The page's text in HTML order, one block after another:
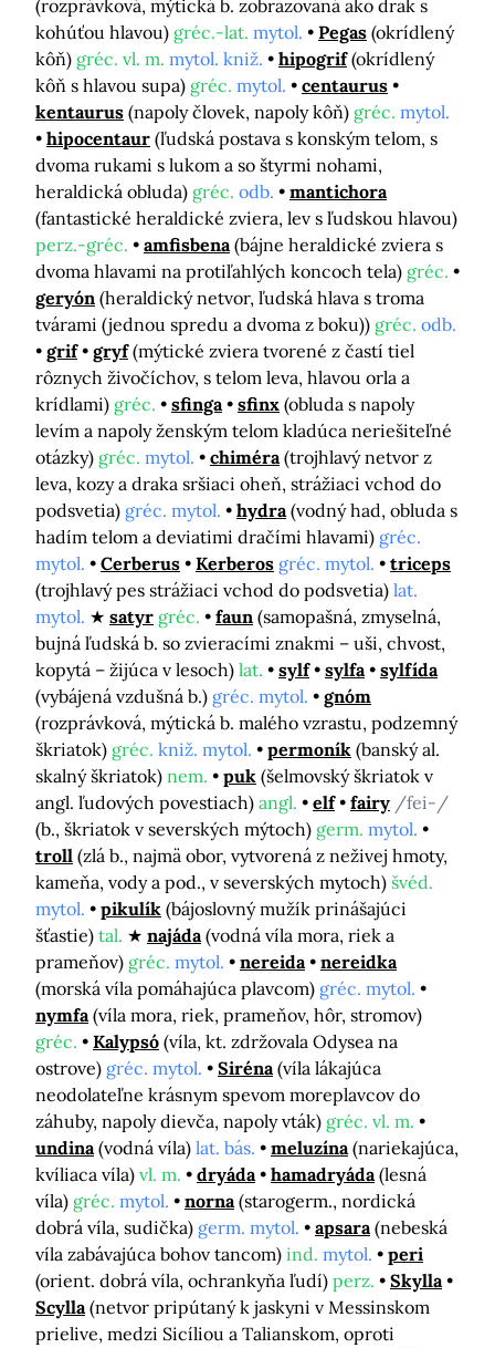
(rozprávková, mýtická b. zobrazovaná ako drak s
kohúťou hlavou) gréc.-lat. mytol. Pegas (okrídlený
kôň) gréc. vl. m. mytol. kniž. hipogrif (okrídlený
kôň s hlavou supa) gréc. mytol.
centaurus
kentaurus (napoly človek, napoly kôň) gréc. mytol.
hipocentaur (ľudská postava s konským telom, s
dvoma rukami s lukom a so štyrmi nohami,
heraldická obluda) gréc. odb.
mantichora
(fantastické heraldické zviera, lev s ľudskou hlavou)
perz.-gréc.
amfisbena (bájne heraldické zviera s
dvoma hlavami na protiľahlých koncoch tela) gréc.
geryón (heraldický netvor, ľudská hlava s troma
tvárami (jednou spredu a dvoma z boku)) gréc. odb.
grif
gryf (mýtické zviera tvorené z častí tiel
rôznych živočíchov, s telom leva, hlavou orla a
krídlami) gréc. sfinga sfinx (obluda s napoly
levím a napoly ženským telom kladúca neriešiteľné
otázky) gréc. mytol. chiméra (trojhlavý netvor z
leva, kozy a draka sršiaci oheň, strážiaci vchod do
podsvetia) gréc. mytol. hydra (vodný had, obluda s
hadím telom a deviatimi dračími hlavami) gréc.
mytol.
Cerberus Kerberos gréc. mytol.
triceps
(trojhlavý pes strážiaci vchod do podsvetia) lat.
mytol.
satyr gréc. faun (samopašná, zmyselná,
bujná ľudská b. so zvieracími znakmi – uši, chvost,
kopytá – žijúca v lesoch) lat. sylf sylfa
sylfída
(vybájená vzdušná b.) gréc. mytol.
gnóm
(rozprávková, mýtická b. malého vzrastu, podzemný
škriatok) gréc. kniž. mytol. permoník (banský al.
skalný škriatok) nem. puk (šelmovský škriatok v
angl. ľudových povestiach) angl. elf fairy /fei-/
(b., škriatok v severských mýtoch) germ. mytol.
troll (zlá b., najmä obor, vytvorená z neživej hmoty,
kameňa, vody a pod., v severských mytoch) švéd.
mytol.
pikulík (bájoslovný mužík prinášajúci
šťastie) tal. najáda (vodná víla mora, riek a
prameňov) gréc. mytol. nereida
nereidka
(morská víla pomáhajúca plavcom) gréc. mytol.
nymfa (víla mora, riek, prameňov, hôr, stromov)
gréc.
Kalypsó (víla, kt. zdržovala Odysea na
ostrove) gréc. mytol. Siréna (víla lákajúca
neodolateľne krásnym spevom moreplavcov do
záhuby, napoly dievča, napoly vták) gréc. vl. m.
undina (vodná víla) lat. bás. meluzína (nariekajúca,
kvíliaca víla) vl. m. dryáda hamadryáda (lesná
víla) gréc. mytol. norna (starogerm., nordická
dobrá víla, sudička) germ. mytol. apsara (nebeská
víla zabávajúca bohov tancom) ind. mytol.
peri
(orient. dobrá víla, ochrankyňa ľudí) perz.
Skylla
Scylla (netvor pripútaný k jaskyni v Messinskom
prielive, medzi Sicíliou a Talianskom, oproti